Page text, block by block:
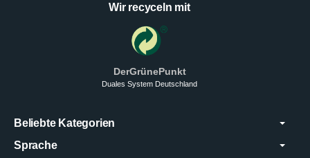
Wir recyceln mit
DerGrünePunkt
Duales System Deutschland
Beliebte Kategorien
Sprache